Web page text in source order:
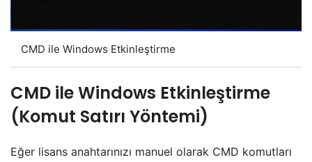
CMD ile Windows Etkinleştirme
CMD ile Windows Etkinleştirme
(Komut Satırı Yöntemi)
Eğer lisans anahtarınızı manuel olarak CMD komutları